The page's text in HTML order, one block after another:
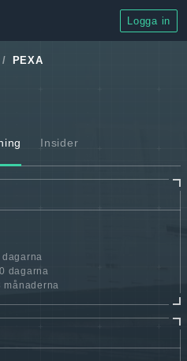
Logga in
PEXA
Insider
dagarna
månaderna